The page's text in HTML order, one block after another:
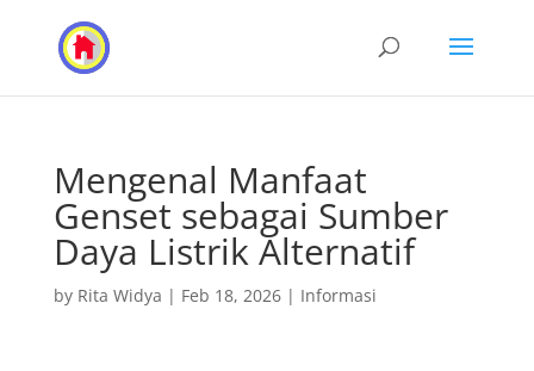
Mengenal Manfaat
Genset sebagai Sumber
Daya Listrik Alternatif
by Rita Widya | Feb 18, 2026| Informasi